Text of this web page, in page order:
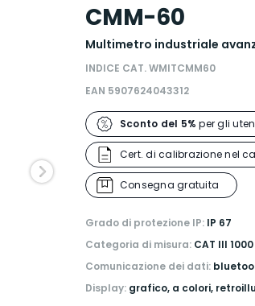
CMM-60
Multimetro industriale
INDICE CAT. WMITCMM60
EAN 5907624043312
Sconto del 5% per gli
Cert. di calibrazione nel
Consegna gratuita
Grado di protezione IP: IP 67
Categoria di misura: CAT III
Comunicazione dei dati:
Display: grafico, a colori,